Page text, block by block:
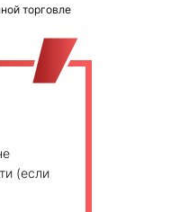
торговле
(если